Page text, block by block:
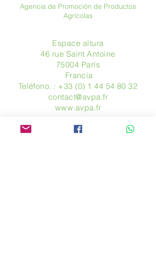
Agencia de Promoción de Productos
Agrícolas
Espace altura
46 rue Saint Antoine
75004 París
​ Francia
Teléfono. : +33 (0) 1 44 54 80 32
contact@avpa.fr
www.avpa.fr